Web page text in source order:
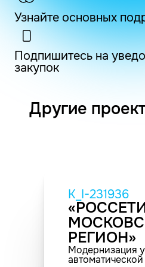
Узнайте основных
Подпишитесь на
закупок
Другие
K_I-231936
РЕГИОН»
Модернизация